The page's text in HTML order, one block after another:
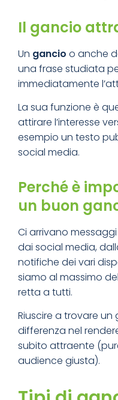
Il gancio
Un gancio o anche
una frase studiata
immediatamente
La sua funzione è
attirare l’interesse
esempio un testo
social media.
Perché è
un buon
Ci arrivano
dai social media,
notifiche dei vari
siamo al massimo
retta a tutti.
Riuscire a trovare
differenza nel
subito attraente
audience giusta).